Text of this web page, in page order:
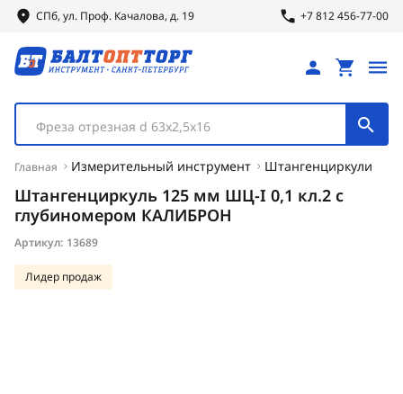
СПб, ул. Проф. Качалова, д. 19 +7 812 456-77-00
Фреза отрезная d 63х2,5х16
Главная Измерительный инструмент Штангенциркули
Штангенциркуль 125 мм ШЦ-I 0,1 кл.2 с
глубиномером КАЛИБРОН
Артикул: 13689
Лидер продаж